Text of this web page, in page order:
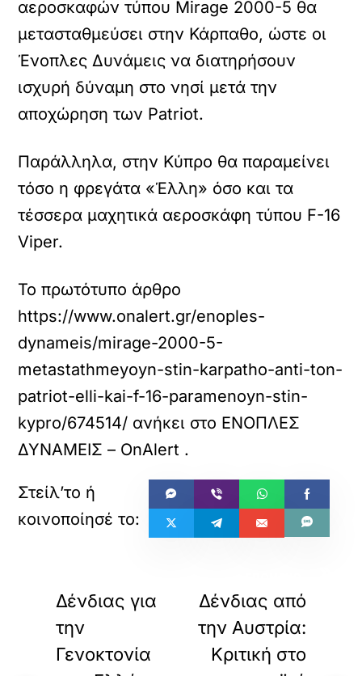
αεροσκαφών τύπου Mirage 2000-5 θα
μετασταθμεύσει στην Κάρπαθο, ώστε οι
Ένοπλες Δυνάμεις να διατηρήσουν
ισχυρή δύναμη στο νησί μετά την
αποχώρηση των Patriot.
Παράλληλα, στην Κύπρο θα παραμείνει
τόσο η φρεγάτα «Έλλη» όσο και τα
τέσσερα μαχητικά αεροσκάφη τύπου F-16
Viper.
Το πρωτότυπο άρθρο
https://www.onalert.gr/enoples-
dynameis/mirage-2000-5-
metastathmeyoyn-stin-karpatho-anti-ton-
patriot-elli-kai-f-16-paramenoyn-stin-
kypro/674514/ ανήκει στο ΕΝΟΠΛΕΣ
ΔΥΝΑΜΕΙΣ – OnAlert .
Δένδιας για
την
Γενοκτονία
Δένδιας από
την Αυστρία:
Κριτική στο